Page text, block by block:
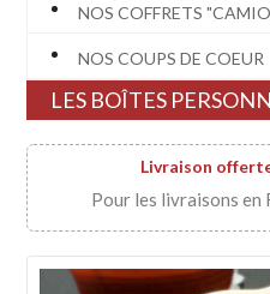
NOS COFFRETS
NOS COUPS DE COEUR
LES BOÎTES
Livraison
Pour les livraisons